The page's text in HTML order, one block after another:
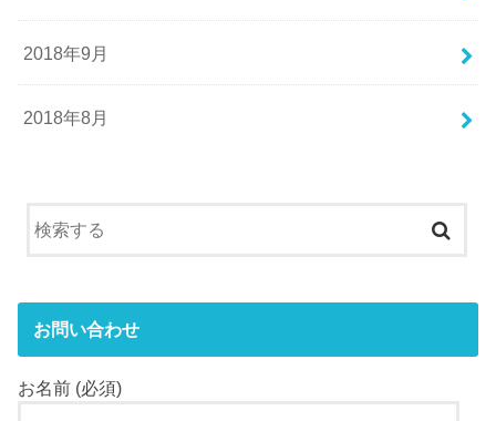
2018年9月
2018年8月
お問い合わせ
お名前 (必須)